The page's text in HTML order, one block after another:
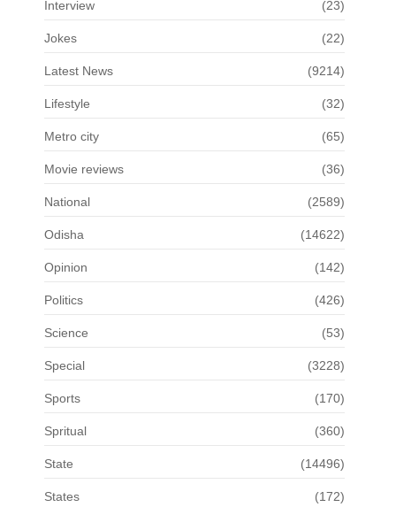
Interview (23)
Jokes (22)
Latest News (9214)
Lifestyle (32)
Metro city (65)
Movie reviews (36)
National (2589)
Odisha (14622)
Opinion (142)
Politics (426)
Science (53)
Special (3228)
Sports (170)
Spritual (360)
State (14496)
States (172)